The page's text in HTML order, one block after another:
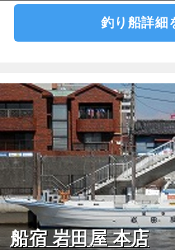
釣り船詳細
船宿 岩田屋 本店